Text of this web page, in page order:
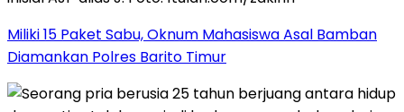
Miliki 15 Paket Sabu, Oknum Mahasiswa Asal Bamban
Diamankan Polres Barito Timur